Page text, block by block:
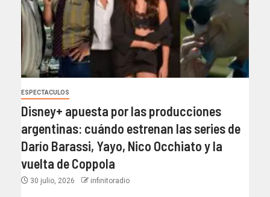
ESPECTACULOS
Disney+ apuesta por las producciones
argentinas: cuándo estrenan las series de
Darío Barassi, Yayo, Nico Occhiato y la
vuelta de Coppola
30 julio, 2026 infinitoradio